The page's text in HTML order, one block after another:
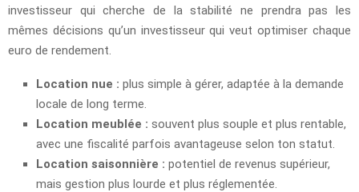
investisseur qui cherche de la stabilité ne prendra pas les
mêmes décisions qu’un investisseur qui veut optimiser chaque
euro de rendement.
Location nue : plus simple à gérer, adaptée à la demande
locale de long terme.
Location meublée : souvent plus souple et plus rentable,
avec une fiscalité parfois avantageuse selon ton statut.
Location saisonnière : potentiel de revenus supérieur,
mais gestion plus lourde et plus réglementée.